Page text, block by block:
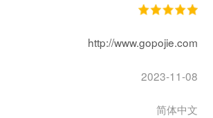
http://www.gopojie.com
2023-11-08
简体中文